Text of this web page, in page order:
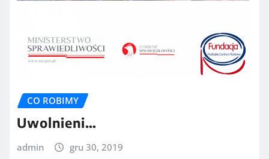
CO ROBIMY
Uwolnieni…
admin gru 30, 2019